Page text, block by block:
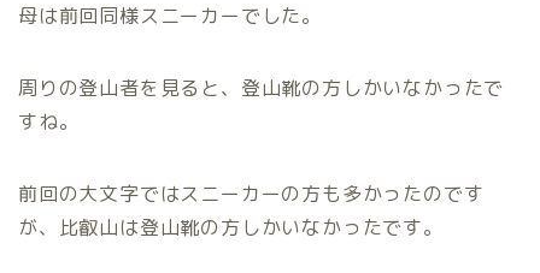
母は前回同様スニーカーでした。
周りの登山者を見ると、登山靴の方しかいなかったで
すね。
前回の大文字ではスニーカーの方も多かったのです
が、比叡山は登山靴の方しかいなかったです。